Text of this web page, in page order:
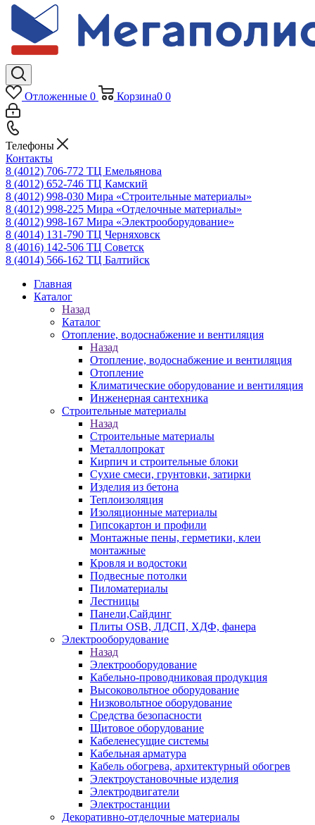
Отложенные 0 Корзина0 0
Телефоны
Контакты
8 (4012) 706-772 ТЦ Емельянова
8 (4012) 652-746 ТЦ Камский
8 (4012) 998-030 Мира «Строительные материалы»
8 (4012) 998-225 Мира «Отделочные материалы»
8 (4012) 998-167 Мира «Электрооборудование»
8 (4014) 131-790 ТЦ Черняховск
8 (4016) 142-506 ТЦ Советск
8 (4014) 566-162 ТЦ Балтийск
Главная
Каталог
Назад
Каталог
Отопление, водоснабжение и вентиляция
Назад
Отопление, водоснабжение и вентиляция
Отопление
Климатические оборудование и вентиляция
Инженерная сантехника
Строительные материалы
Назад
Строительные материалы
Металлопрокат
Кирпич и строительные блоки
Сухие смеси, грунтовки, затирки
Изделия из бетона
Теплоизоляция
Изоляционные материалы
Гипсокартон и профили
Монтажные пены, герметики, клеи
монтажные
Кровля и водостоки
Подвесные потолки
Пиломатериалы
Лестницы
Панели,Сайдинг
Плиты OSB, ЛДСП, ХДФ, фанера
Электрооборудование
Назад
Электрооборудование
Кабельно-проводниковая продукция
Высоковольтное оборудование
Низковольтное оборудование
Средства безопасности
Щитовое оборудование
Кабеленесущие системы
Кабельная арматура
Кабель обогрева, архитектурный обогрев
Электроустановочные изделия
Электродвигатели
Электростанции
Декоративно-отделочные материалы